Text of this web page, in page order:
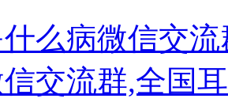
么病微信交
交流群,全国